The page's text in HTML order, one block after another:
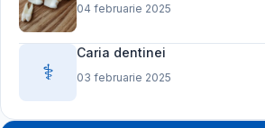
04 februarie 2025
⚕️
Caria dentinei
03 februarie 2025